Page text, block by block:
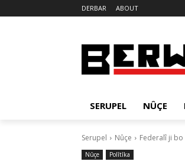
DERBAR ABOUT
SERUPEL NÛÇE
Serupel Nûçe Federalî ji
Nûçe Polîtîka